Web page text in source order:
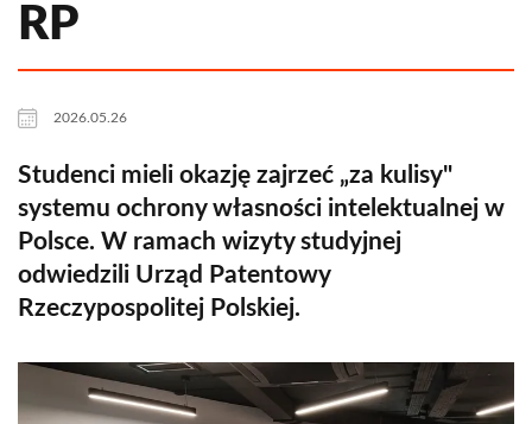
RP
2026.05.26
Studenci mieli okazję zajrzeć „za kulisy"
systemu ochrony własności intelektualnej w
Polsce. W ramach wizyty studyjnej
odwiedzili Urząd Patentowy
Rzeczypospolitej Polskiej.